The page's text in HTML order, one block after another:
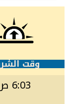
وقت
6:03 ص